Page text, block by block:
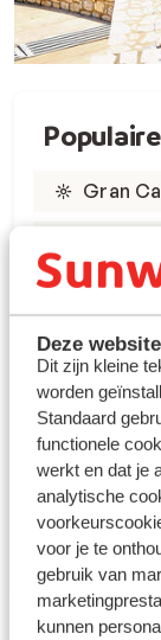
Deze
Dit zijn kleine
worden
Standaard
functionele
werkt en dat je
analytische
voor je te
gebruik van
kunnen
Gran
Marsa
Rode
Kreta -
Rhodos
Turkse